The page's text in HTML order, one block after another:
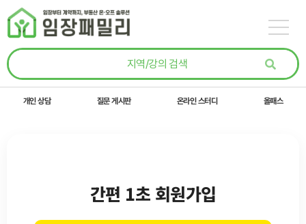
콘텐츠로
건너뛰기
개인 상담 질문 게시판 온라인 스터디 올패스
간편 1초 회원가입